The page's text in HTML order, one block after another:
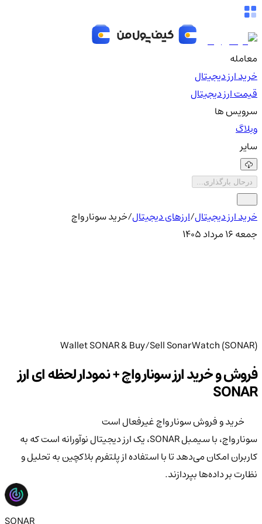
معامله
خرید ارز دیجیتال
قیمت ارز دیجیتال
سرویس ها
وبلاگ
سایر
درحال بارگذاری...
خرید ارز دیجیتال/ارزهای دیجیتال/خرید سونار واچ
جمعه ۱۶ مرداد ۱۴۰۵
Wallet SONAR & Buy/Sell SonarWatch (SONAR)
فروش و خرید ارز سونار واچ + نمودار لحظه ای ارز
SONAR
خرید و فروش سونار واچ غیرفعال است
سونار واچ، با سیمبل SONAR، یک ارز دیجیتال نوآورانه است که به
کاربران امکان می‌دهد تا با استفاده از پلتفرم بلاکچین به تحلیل و
نظارت بر داده‌ها بپردازند.